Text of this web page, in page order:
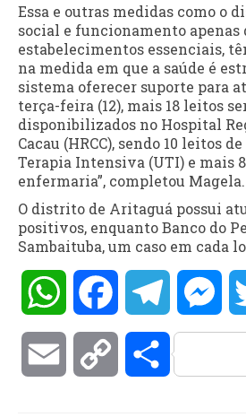
Essa e outras medidas como o
social e funcionamento apenas
estabelecimentos essenciais,
na medida em que a saúde é
sistema oferecer suporte para
terça-feira (12), mais 18 leitos
disponibilizados no Hospital
Cacau (HRCC), sendo 10 leitos
Terapia Intensiva (UTI) e mais
enfermaria”, completou Magela.
O distrito de Aritaguá possui
positivos, enquanto Banco do
Sambaituba, um caso em cada
WhatsAppFacebookTelegram
Email Copy